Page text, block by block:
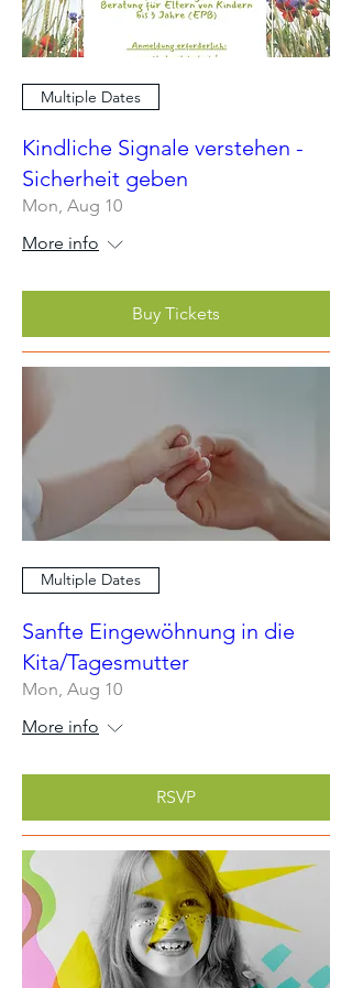
Multiple Dates
Kindliche Signale verstehen -
Sicherheit geben
Mon, Aug 10
More info
Buy Tickets
Multiple Dates
Sanfte Eingewöhnung in die
Kita/Tagesmutter
Mon, Aug 10
More info
RSVP